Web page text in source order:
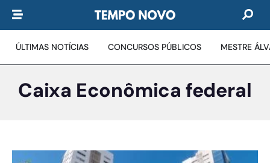
ÚLTIMAS NOTÍCIAS CONCURSOS PÚBLICOS MESTRE
Caixa Econômica federal